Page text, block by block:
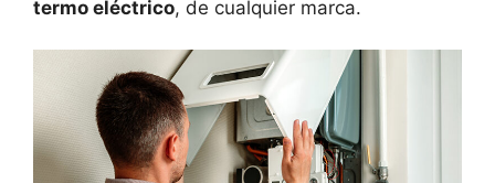
termo eléctrico, de cualquier marca.